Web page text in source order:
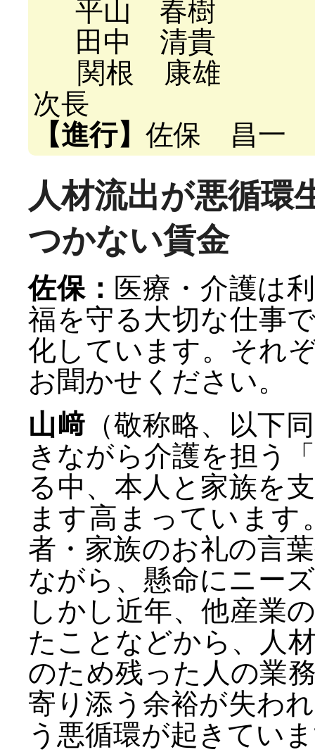
平山 春樹 自
田中 清貴 情
関根 康雄 ヘ
次長
【進行】 佐保 昌一
人材流出が悪循
つかない賃金
佐保： 医療・介護は
福を守る大切な仕事
化しています。それ
お聞かせください。
山﨑 （敬称略、以下
きながら介護を担う
る中、本人と家族を
ます高まっています
者・家族のお礼の言
ながら、懸命にニー
しかし近年、他産業
たことなどから、人
のため残った人の業
寄り添う余裕が失わ
う悪循環が起きてい